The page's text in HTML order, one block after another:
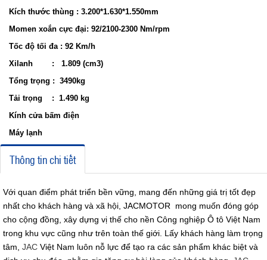
Kích thước thùng : 3.200*1.630*1.550mm
Momen xoắn cực đại: 92/2100-2300 Nm/rpm
Tốc độ tối đa : 92 Km/h
Xilanh
:
1.809 (cm3)
Tổng trọng : 3490kg
Tải trọng : 1.490 kg
Kính cửa bấm điện
Máy lạnh
Thông tin chi tiết
Với quan điểm phát triển bền vững, mang đến những giá trị tốt đẹp
nhất cho khách hàng và xã hội, JACMOTOR mong muốn đóng góp
cho cộng đồng, xây dựng vị thế cho nền Công nghiệp Ô tô Việt Nam
trong khu vực cũng như trên toàn thế giới. Lấy khách hàng làm trọng
tâm, JAC Việt Nam luôn nỗ lực để tạo ra các sản phẩm khác biệt và